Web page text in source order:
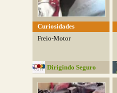
Curiosidades
Freio-Motor
Dirigindo Seguro